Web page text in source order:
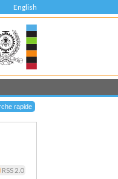
English
RSS 2.0